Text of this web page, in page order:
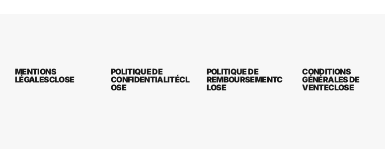
MENTIONS
LÉGALESCLOSE
POLITIQUE DE
CONFIDENTIALITÉCL
OSE
POLITIQUE DE
REMBOURSEMENTC
LOSE
CONDITIONS
GÉNÉRALES DE
VENTECLOSE